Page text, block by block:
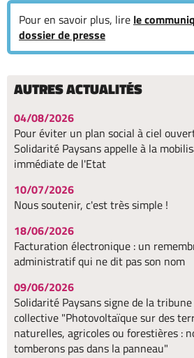
Pour en savoir plus, lire le
dossier de presse
AUTRES ACTUALITÉS
04/08/2026
Pour éviter un plan social à ciel
Solidarité Paysans appelle à la
immédiate de l'Etat
10/07/2026
Nous soutenir, c'est très simple !
18/06/2026
Facturation électronique : un
administratif qui ne dit pas son nom
09/06/2026
Solidarité Paysans signe de la tribune
collective "Photovoltaïque sur des
naturelles, agricoles ou forestières :
tomberons pas dans la panneau"